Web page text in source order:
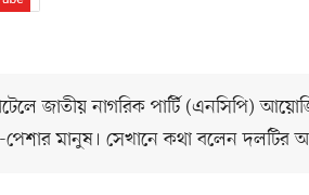
জাতীয় নাগরিক পার্টি (এনসিপি)
পেশার মানুষ। সেখানে কথা বলেন দলটির